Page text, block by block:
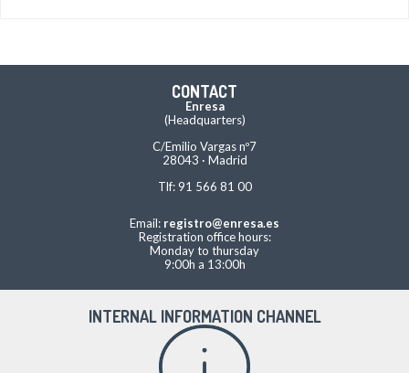
CONTACT
Enresa
(Headquarters)
C/Emilio Vargas nº7
28043 · Madrid
Tlf: 91 566 81 00
Email: registro@enresa.es
Registration office hours:
Monday to thursday
9:00h a 13:00h
INTERNAL INFORMATION CHANNEL